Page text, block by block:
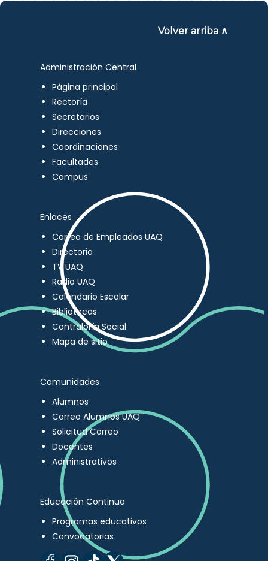
Volver arriba ∧
Administración Central
Página principal
Rectoría
Secretarios
Direcciones
Coordinaciones
Facultades
Campus
Enlaces
Correo de Empleados UAQ
Directorio
TV UAQ
Radio UAQ
Calendario Escolar
Bibliotecas
Contraloría Social
Mapa de sitio
Comunidades
Alumnos
Correo Alumnos UAQ
Solicitud Correo
Docentes
Administrativos
Educación Continua
Programas educativos
Convocatorias